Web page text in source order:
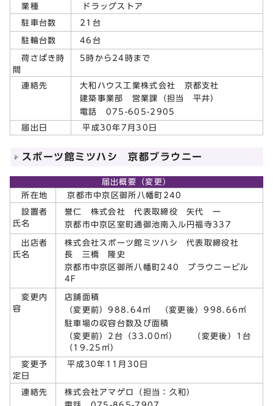
業種 ドラッグストア
駐車台数 21台
駐輪台数 46台
荷さばき時
間
5時から24時まで
連絡先
大和ハウス工業株式会社 京都支社
建築事業部 営業課（担当 平井）
電話 075-605-2905
届出日 平成30年7月30日
スポーツ館ミツハシ 京都ブラウニー
届出概要（変更）
所在地
京都市中京区御所八幡町240
設置者
氏名
誉仁 株式会社 代表取締役 矢代 一
京都市中京区室町通御池南入ル円福寺337
出店者
氏名
株式会社スポーツ館ミツハシ 代表取締役社
長 三橋 隆史
京都市中京区御所八幡町240 ブラウニービル
4F
変更内
容
店舗面積
（変更前）988.64㎡ （変更後）998.66㎡
駐車場の収容台数及び面積
（変更前）2台（33.00㎡） （変更後）1台
（19.25㎡）
変更予
定日
平成30年11月30日
連絡先
株式会社アマゲロ（担当：久和）